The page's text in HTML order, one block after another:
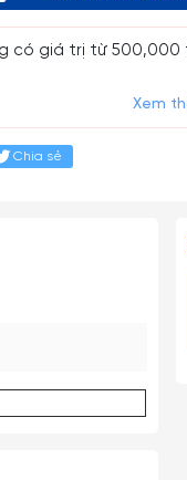
có giá trị từ 500,000
Xem
Chia sẻ